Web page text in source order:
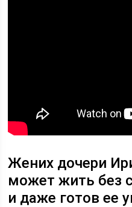
Жених дочери
может жить без
и даже готов ее